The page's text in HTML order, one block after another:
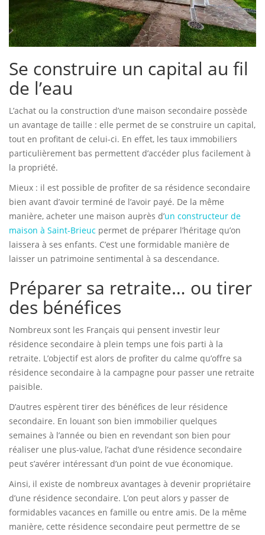
Se construire un capital au fil
de l’eau
L’achat ou la construction d’une maison secondaire possède
un avantage de taille : elle permet de se construire un capital,
tout en profitant de celui-ci. En effet, les taux immobiliers
particulièrement bas permettent d’accéder plus facilement à
la propriété.
Mieux : il est possible de profiter de sa résidence secondaire
bien avant d’avoir terminé de l’avoir payé. De la même
manière, acheter une maison auprès d’un constructeur de
maison à Saint-Brieuc permet de préparer l’héritage qu’on
laissera à ses enfants. C’est une formidable manière de
laisser un patrimoine sentimental à sa descendance.
Préparer sa retraite… ou tirer
des bénéfices
Nombreux sont les Français qui pensent investir leur
résidence secondaire à plein temps une fois parti à la
retraite. L’objectif est alors de profiter du calme qu’offre sa
résidence secondaire à la campagne pour passer une retraite
paisible.
D’autres espèrent tirer des bénéfices de leur résidence
secondaire. En louant son bien immobilier quelques
semaines à l’année ou bien en revendant son bien pour
réaliser une plus-value, l’achat d’une résidence secondaire
peut s’avérer intéressant d’un point de vue économique.
Ainsi, il existe de nombreux avantages à devenir propriétaire
d’une résidence secondaire. L’on peut alors y passer de
formidables vacances en famille ou entre amis. De la même
manière, cette résidence secondaire peut permettre de se